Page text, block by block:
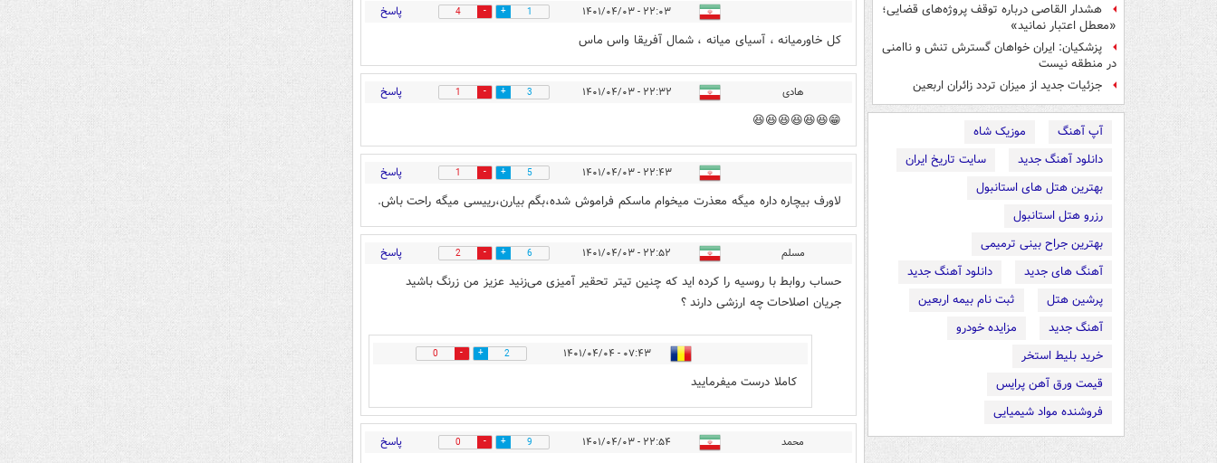
هشدار القاصی درباره توقف پروژه‌های قضایی؛
«معطل اعتبار نمانید»
پزشکیان: ایران خواهان گسترش تنش و ناامنی
در منطقه نیست
جزئیات جدید از میزان تردد زائران اربعین
آپ آهنگ
موزیک شاه
دانلود آهنگ جدید
سایت تاریخ ایران
بهترین هتل های استانبول
رزرو هتل استانبول
بهترین جراح بینی ترمیمی
آهنگ های جدید
دانلود آهنگ جدید
پرشین هتل
ثبت نام بیمه اربعین
آهنگ جدید
مزایده خودرو
خرید بلیط استخر
قیمت ورق آهن پرایس
فروشنده مواد شیمیایی
۲۲:۰۳ - ۱۴۰۱/۰۴/۰۳ 1
4 پاسخ
کل خاورمیانه ، آسیای میانه ، شمال آفریقا واس ماس
هادی ۲۲:۳۲ - ۱۴۰۱/۰۴/۰۳ 3
1 پاسخ
😁😆😆😆😆😆😆
۲۲:۴۳ - ۱۴۰۱/۰۴/۰۳ 5
1 پاسخ
لاورف بیچاره داره میگه معذرت میخوام ماسکم فراموش شده،بگم بیارن،رییسی میگه راحت باش.
مسلم ۲۲:۵۲ - ۱۴۰۱/۰۴/۰۳ 6
2 پاسخ
حساب روابط با روسیه را کرده اید که چنین تیتر تحقیر آمیزی می‌زنید عزیز من زرنگ‌ باشید
جریان اصلاحات چه ارزشی دارند ؟
۰۷:۴۳ - ۱۴۰۱/۰۴/۰۴ 2
0
کاملا درست میفرمایید
محمد ۲۲:۵۴ - ۱۴۰۱/۰۴/۰۳ 9
0 پاسخ